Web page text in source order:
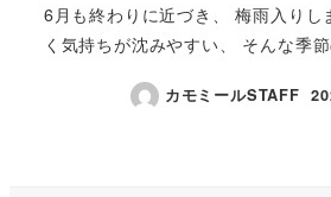
6月も終わりに近づき、 梅雨入りし
く気持ちが沈みやすい、 そんな季
カモミールSTAFF